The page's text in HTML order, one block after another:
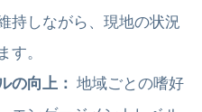
持しながら、現地の状況
す。
の向上： 地域ごとの嗜好